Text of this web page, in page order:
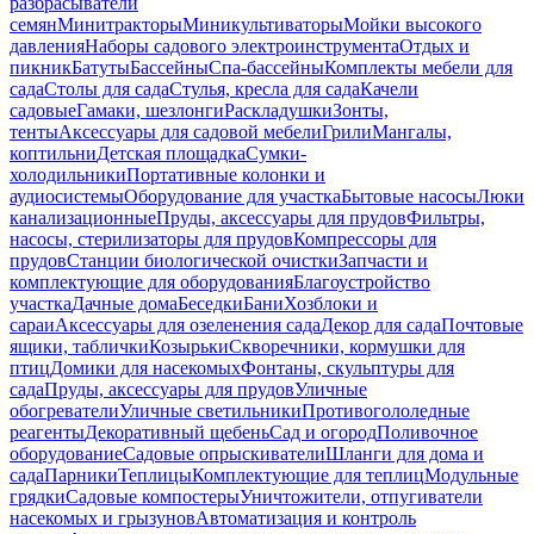
семянМинитракторыМиникультиваторыМойки высокого
давленияНаборы садового электроинструментаОтдых и
пикникБатутыБассейныСпа-бассейныКомплекты мебели для
садаСтолы для садаСтулья, кресла для садаКачели
садовыеГамаки, шезлонгиРаскладушкиЗонты,
тентыАксессуары для садовой мебелиГрилиМангалы,
коптильниДетская площадкаСумки-
холодильникиПортативные колонки и
аудиосистемыОборудование для участкаБытовые насосыЛюки
канализационныеПруды, аксессуары для прудовФильтры,
насосы, стерилизаторы для прудовКомпрессоры для
прудовСтанции биологической очисткиЗапчасти и
комплектующие для оборудованияБлагоустройство
участкаДачные домаБеседкиБаниХозблоки и
сараиАксессуары для озеленения садаДекор для садаПочтовые
ящики, табличкиКозырькиСкворечники, кормушки для
птицДомики для насекомыхФонтаны, скульптуры для
садаПруды, аксессуары для прудовУличные
обогревателиУличные светильникиПротивогололедные
реагентыДекоративный щебеньСад и огородПоливочное
оборудованиеСадовые опрыскивателиШланги для дома и
садаПарникиТеплицыКомплектующие для теплицМодульные
грядкиСадовые компостерыУничтожители, отпугиватели
насекомых и грызуновАвтоматизация и контроль